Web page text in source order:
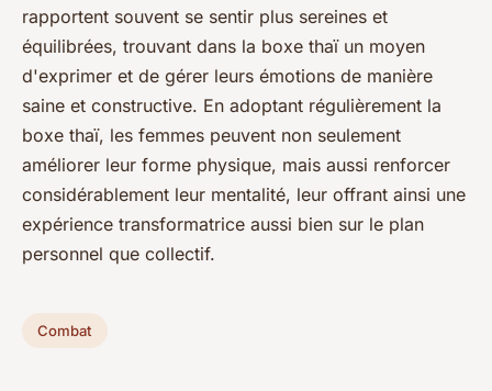
rapportent souvent se sentir plus sereines et
équilibrées, trouvant dans la boxe thaï un moyen
d'exprimer et de gérer leurs émotions de manière
saine et constructive. En adoptant régulièrement la
boxe thaï, les femmes peuvent non seulement
améliorer leur forme physique, mais aussi renforcer
considérablement leur mentalité, leur offrant ainsi une
expérience transformatrice aussi bien sur le plan
personnel que collectif.
Combat